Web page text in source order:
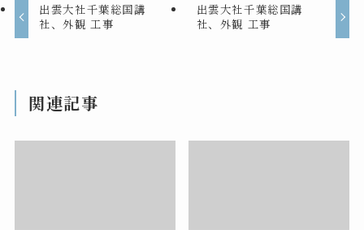
出雲大社千葉総国講
社、外観 工事
出雲大社千葉総国講
社、外観 工事
関連記事